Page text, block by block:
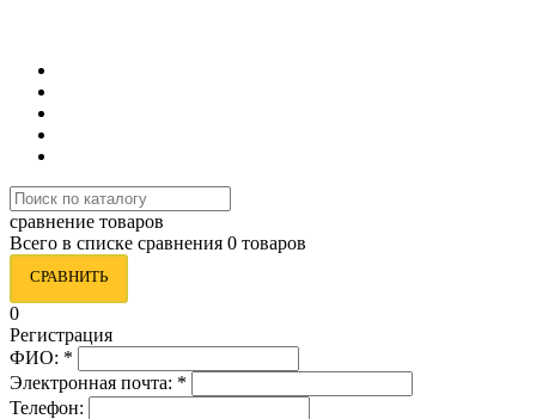
сравнение товаров
Всего в списке сравнения 0 товаров
СРАВНИТЬ
0
Регистрация
ФИО: *
Электронная почта: *
Телефон: